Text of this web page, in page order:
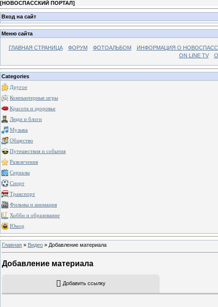
[НОВОСПАССКИЙ ПОРТАЛ]
Вход на сайт
Меню сайта
ГЛАВНАЯ СТРАНИЦА ФОРУМ ФОТОАЛЬБОМ
ИНФОРМАЦИЯ О
ON LINE TV
Categories
Другое
Компьютерные игры
Красота и здоровье
Люди и блоги
Музыка
Общество
Путешествия и события
Развлечения
Сериалы
Спорт
Транспорт
Фильмы и анимация
Хобби и образование
Юмор
Главная » Видео » Добавление материала
Добавление материала
Добавить ссылку